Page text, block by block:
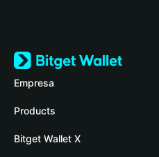
Empresa
Acerca de Bitget Wallet
Blog
Products
Crypto Card
Bitget Wallet X